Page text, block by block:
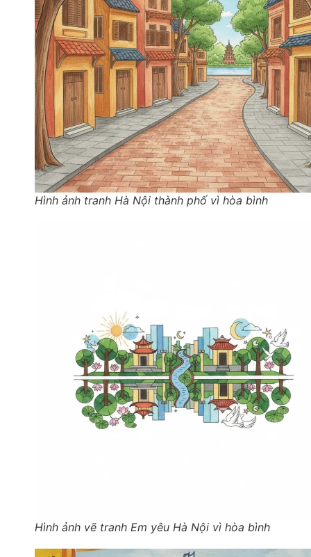
Hình ảnh tranh Hà Nội thành phố vì hòa bình
Hình ảnh vẽ tranh Em yêu Hà Nội vì hòa bình